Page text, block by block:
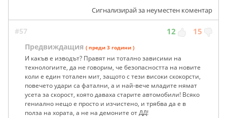
Сигнализирай за неуместен коментар
#57 12 15
Предвиждащия ( преди 3 години )
И какъв е изводът? Правят ни тотално зависими на
технологиите, да не говорим, че безопасността на новите
коли е един тотален мит, защото с тези високи скокорсти,
повечето удари са фатални, а и най-вече младите нямат
усета за скорост, която даваха старите автомобили! Всяко
гениално нещо е просто и изчистено, и трябва да е в
полза на хората, а не на демоните от ДД!